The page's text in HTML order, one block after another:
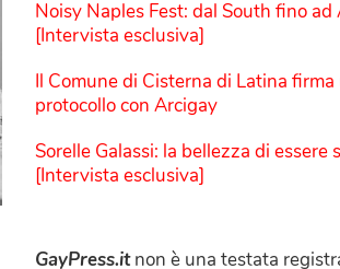
Noisy Naples Fest: dal South fino ad
[Intervista esclusiva]
Il Comune di Cisterna di Latina firma
protocollo con Arcigay
Sorelle Galassi: la bellezza di essere
[Intervista esclusiva]
GayPress.itnon è una testata